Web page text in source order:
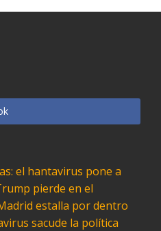
el hantavirus pone a
pierde en el
estalla por dentro
sacude la política